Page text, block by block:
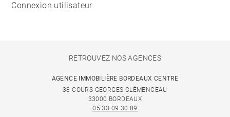
Connexion utilisateur
RETROUVEZ NOS AGENCES
AGENCE IMMOBILIÈRE BORDEAUX CENTRE
38 COURS GEORGES CLÉMENCEAU
33000 BORDEAUX
05 33 09 30 89